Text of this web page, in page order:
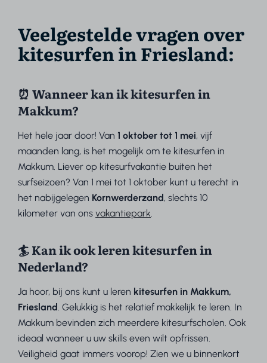
Veelgestelde vragen over
kitesurfen in Friesland:
⏰ Wanneer kan ik kitesurfen in
Makkum?
Het hele jaar door! Van1 oktober tot 1 mei, vijf
maanden lang, is het mogelijk om te kitesurfen in
Makkum. Liever op kitesurfvakantie buiten het
surfseizoen? Van 1 mei tot 1 oktober kunt u terecht in
het nabijgelegen Kornwerderzand, slechts 10
kilometer van onsvakantiepark.
🏄 Kan ik ook leren kitesurfen in
Nederland?
Ja hoor, bij ons kunt u leren kitesurfen in Makkum,
Friesland. Gelukkig is het relatief makkelijk te leren. In
Makkum bevinden zich meerdere kitesurfscholen. Ook
ideaal wanneer u uw skills even wilt opfrissen.
Veiligheid gaat immers voorop! Zien we u binnenkort